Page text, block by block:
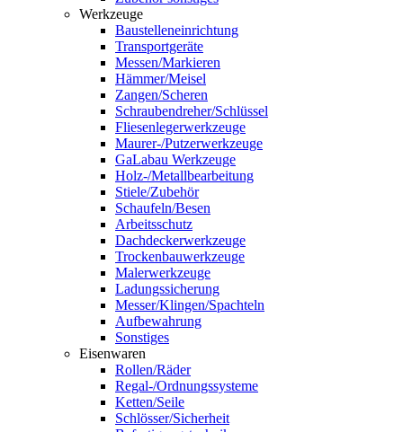
Werkzeuge
Baustelleneinrichtung
Transportgeräte
Messen/Markieren
Hämmer/Meisel
Zangen/Scheren
Schraubendreher/Schlüssel
Fliesenlegerwerkzeuge
Maurer-/Putzerwerkzeuge
GaLabau Werkzeuge
Holz-/Metallbearbeitung
Stiele/Zubehör
Schaufeln/Besen
Arbeitsschutz
Dachdeckerwerkzeuge
Trockenbauwerkzeuge
Malerwerkzeuge
Ladungssicherung
Messer/Klingen/Spachteln
Aufbewahrung
Sonstiges
Eisenwaren
Rollen/Räder
Regal-/Ordnungssysteme
Ketten/Seile
Schlösser/Sicherheit